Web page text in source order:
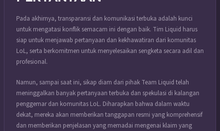
Pada akhirnya, transparansi dan komunikasi terbuka adalah kunci
untuk mengatasi konflik semacam ini dengan baik. Tim Liquid harus
siap untuk menjawab pertanyaan dan kekhawatiran dari komunitas
LoL, serta berkomitmen untuk menyelesaikan sengketa secara adil dan
profesional.
Namun, sampai saat ini, sikap diam dari pihak Team Liquid telah
meninggalkan banyak pertanyaan terbuka dan spekulasi di kalangan
penggemar dan komunitas LoL. Diharapkan bahwa dalam waktu
dekat, mereka akan memberikan tanggapan resmi yang komprehensif
dan memberikan penjelasan yang memadai mengenai klaim yang